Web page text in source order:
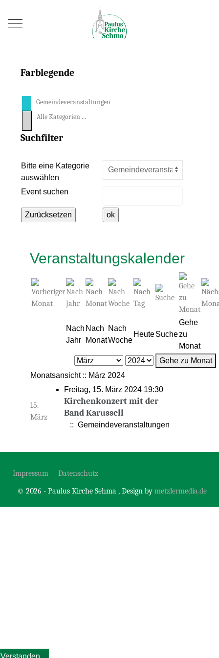
Mobile Menu Toggle
Farblegende
Gemeindeveranstaltungen
Alle Kategorien ...
Suchfilter
Bitte eine Kategorie
auswählen
Eine Kategorie auswählen um
Event suchen
Veranstaltungskalender
Nach
Jahr
Nach
Monat
Nach
Woche
HeuteSuche
Gehe
zu
Monat
Gehe zu Monat
Monatsansicht :: März 2024
15.
März
Freitag, 15. März 2024 19:30
Kirchenkonzert mit der
Band Karussell
:: Gemeindeveranstaltungen
Impressum
Datenschutz
© 2026 - Paulus Kirche Sehma , Design by metzlermedia.de
Verstanden